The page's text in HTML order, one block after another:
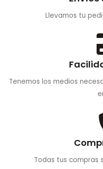
Llevamos tu
Tenemos los medios
Todas tus compras